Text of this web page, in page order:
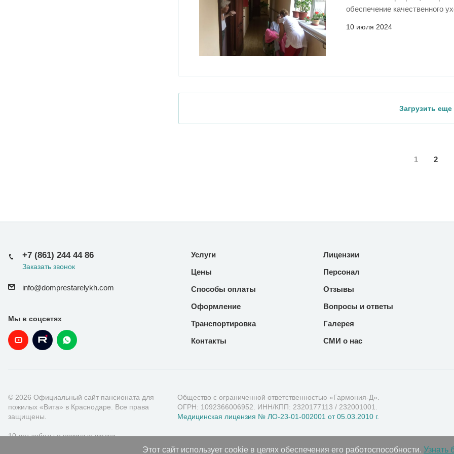
обеспечение качественного
10 июля 2024
Загрузить еще
1 2
Этот сайт использует cookie в целях обеспечения его работоспособности. Узнать
+7 (861) 244 44 86
Заказать звонок
info@domprestarelykh.com
Мы в соцсетях
Услуги
Цены
Способы оплаты
Оформление
Транспортировка
Контакты
Лицензии
Персонал
Отзывы
Вопросы и ответы
Галерея
СМИ о нас
© 2026 Официальный сайт пансионата для
пожилых «Вита» в Краснодаре. Все права
защищены.
10 лет заботы о пожилых людях.
Общество с ограниченной ответственностью «Гармония-Д».
ОГРН: 1092366006952. ИНН/КПП: 2320177113 / 232001001.
Медицинская лицензия № ЛО-23-01-002001 от 05.03.2010 г.